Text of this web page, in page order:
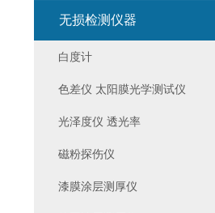
无损检测仪器
白度计
色差仪 太阳膜光学测试仪
光泽度仪 透光率
磁粉探伤仪
漆膜涂层测厚仪